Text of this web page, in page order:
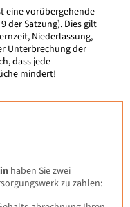
eine vorübergehende
der Satzung). Dies gilt
Niederlassung,
Unterbrechung der
dass jede
mindert!
haben Sie zwei
zu zahlen: